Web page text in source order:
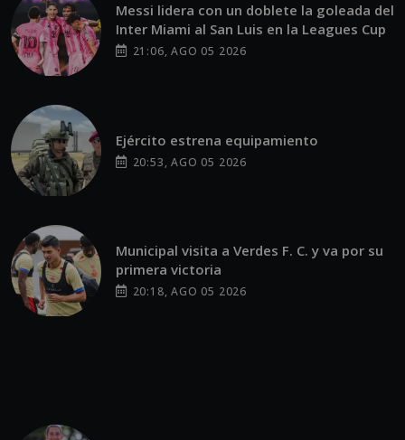
Messi lidera con un doblete la goleada del
Inter Miami al San Luis en la Leagues Cup
21:06, AGO 05 2026
Ejército estrena equipamiento
20:53, AGO 05 2026
Municipal visita a Verdes F. C. y va por su
primera victoria
20:18, AGO 05 2026